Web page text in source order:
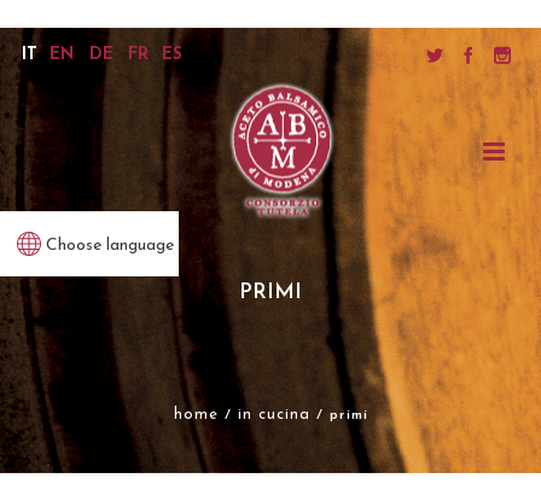
Choose language
PRIMI
home / in cucina / primi
IT EN DE FR ES